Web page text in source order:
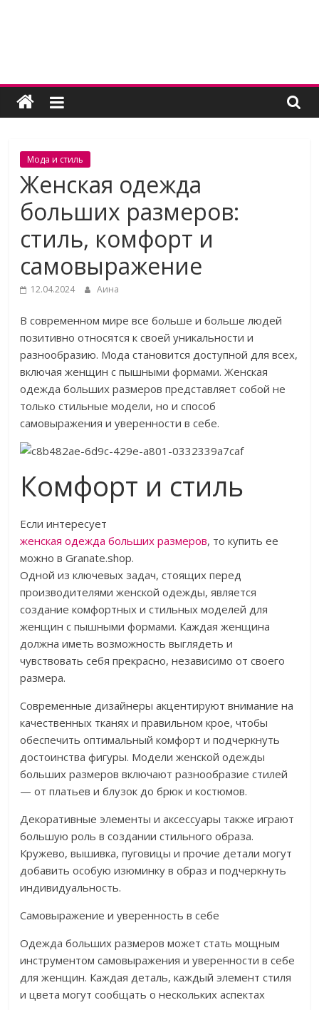
Женский
угодник
Блог
полезных
статей
для
женщин
Мода и стиль
Женская одежда
больших размеров:
стиль, комфорт и
самовыражение
12.04.2024 Аина
В современном мире все больше и больше людей
позитивно относятся к своей уникальности и
разнообразию. Мода становится доступной для всех,
включая женщин с пышными формами. Женская
одежда больших размеров представляет собой не
только стильные модели, но и способ
самовыражения и уверенности в себе.
Комфорт и стиль
Если интересует
женская одежда больших размеров, то купить ее
можно в Granate.shop.
Одной из ключевых задач, стоящих перед
производителями женской одежды, является
создание комфортных и стильных моделей для
женщин с пышными формами. Каждая женщина
должна иметь возможность выглядеть и
чувствовать себя прекрасно, независимо от своего
размера.
Современные дизайнеры акцентируют внимание на
качественных тканях и правильном крое, чтобы
обеспечить оптимальный комфорт и подчеркнуть
достоинства фигуры. Модели женской одежды
больших размеров включают разнообразие стилей
— от платьев и блузок до брюк и костюмов.
Декоративные элементы и аксессуары также играют
большую роль в создании стильного образа.
Кружево, вышивка, пуговицы и прочие детали могут
добавить особую изюминку в образ и подчеркнуть
индивидуальность.
Самовыражение и уверенность в себе
Одежда больших размеров может стать мощным
инструментом самовыражения и уверенности в себе
для женщин. Каждая деталь, каждый элемент стиля
и цвета могут сообщать о нескольких аспектах